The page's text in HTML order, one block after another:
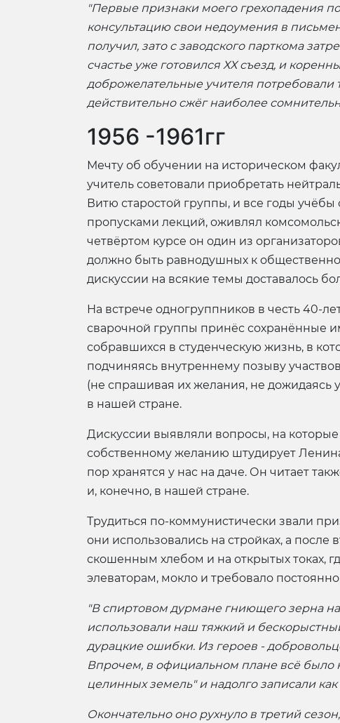
"Первые признаки моего грехопадения
консультацию свои недоумения в
получил, зато с заводского парткома
счастье уже готовился ХХ съезд, и
доброжелательные учителя
действительно сжёг наиболее
1956 -1961гг
Мечту об обучении на историческом
учитель советовали приобретать
Витю старостой группы, и все годы
пропусками лекций, оживлял
четвёртом курсе он один из
должно быть равнодушных к
дискуссии на всякие темы доставалось
На встрече одногруппников в честь 40-
сварочной группы принёс сохранённые
собравшихся в студенческую жизнь, в
подчиняясь внутреннему позыву
(не спрашивая их желания, не
в нашей стране.
Дискуссии выявляли вопросы, на
собственному желанию штудирует
пор хранятся у нас на даче. Он читает
и, конечно, в нашей стране.
Трудиться по-коммунистически звали
они использовались на стройках, а
скошенным хлебом и на открытых токах,
элеваторам, мокло и требовало
"В спиртовом дурмане гниющего зерна
использовали наш тяжкий и
дурацкие ошибки. Из героев -
Впрочем, в официальном плане всё было
целинных земель" и надолго записали
Окончательно оно рухнуло в третий